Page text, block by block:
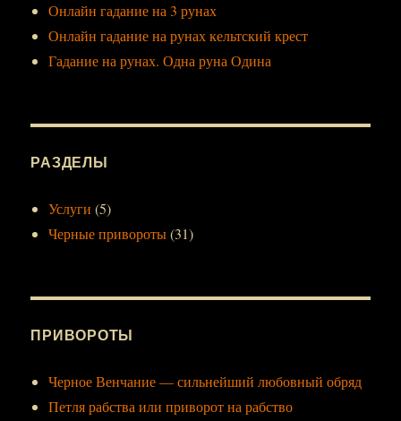
Онлайн гадание на 3 рунах
Онлайн гадание на рунах кельтский крест
Гадание на рунах. Одна руна Одина
РАЗДЕЛЫ
Услуги (5)
Черные привороты(31)
ПРИВОРОТЫ
Черное Венчание — сильнейший любовный обряд
Петля рабства или приворот на рабство